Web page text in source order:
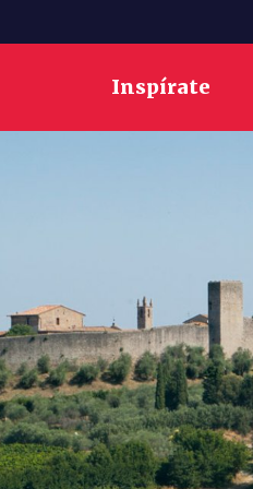
Inspírate